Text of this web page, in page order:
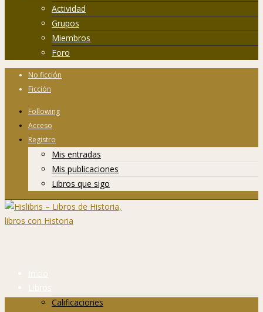
Actividad
Grupos
Miembros
Foro
No ficción
Ficción
Following
Acceso
Registro
Mis entradas
Mis publicaciones
Libros que sigo
Inicio
Libros
Calificaciones